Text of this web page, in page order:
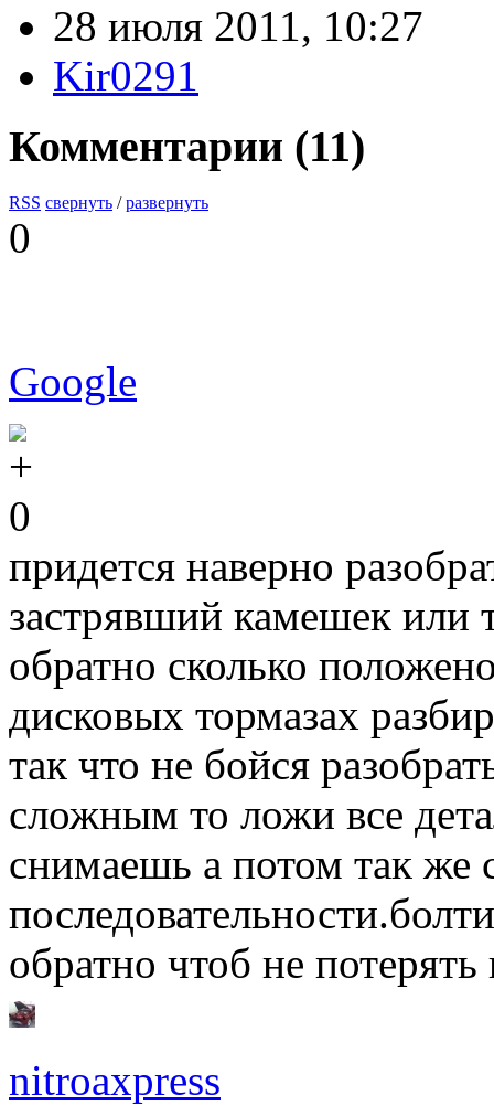
28 июля 2011, 10:27
Kir0291
Комментарии (11)
RSS свернуть /развернуть
0
Google
0
придется наверно
застрявший камешек или
обратно сколько
дисковых тормазах
так что не бойся
сложным то ложи все
снимаешь а потом так же
обратно чтоб не
nitroaxpress